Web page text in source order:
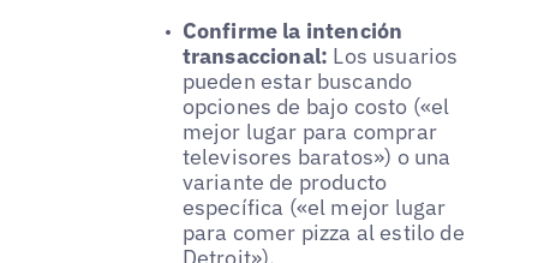
Confirme la intención
transaccional: Los usuarios
pueden estar buscando
opciones de bajo costo («el
mejor lugar para comprar
televisores baratos») o una
variante de producto
específica («el mejor lugar
para comer pizza al estilo de
Detroit»).